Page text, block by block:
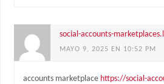
social-accounts-
MAYO 9, 2025 EN 10:52 PM
accounts marketplace https://social-